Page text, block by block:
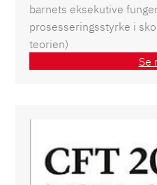
barnets eksekutive
prosesseringsstyrke i
teorien)
Se